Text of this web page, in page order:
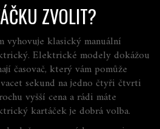
ZVOLIT?
vyhovuje klasický manuální
Elektrické modely dokážou
časovač, který vám pomůže
sekund na jedno čtyři čtvrti
vyšší cena a rádi máte
kartáček je dobrá volba.